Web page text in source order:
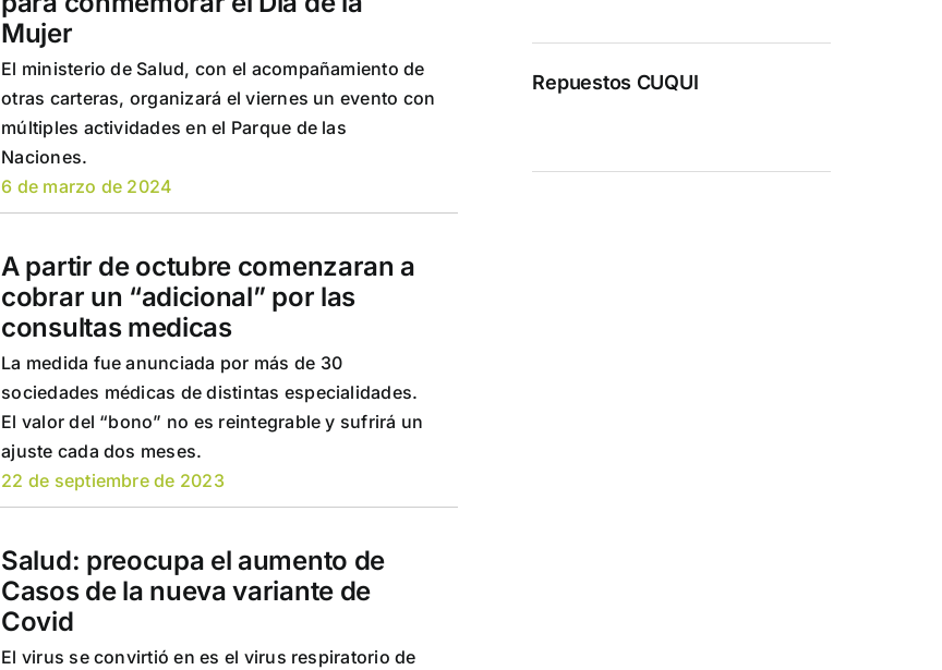
Mujer
El ministerio de Salud, con el acompañamiento de
otras carteras, organizará el viernes un evento con
múltiples actividades en el Parque de las
Naciones.
6 de marzo de 2024
A partir de octubre comenzaran a
cobrar un “adicional” por las
consultas medicas
La medida fue anunciada por más de 30
sociedades médicas de distintas especialidades.
El valor del “bono” no es reintegrable y sufrirá un
ajuste cada dos meses.
22 de septiembre de 2023
Salud: preocupa el aumento de
Casos de la nueva variante de
Covid
El virus se convirtió en es el virus respiratorio de
Repuestos CUQUI